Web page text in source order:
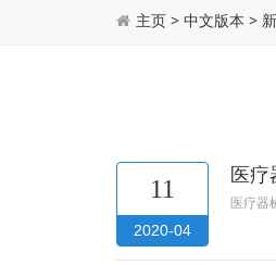
主页 > 中文版本 >
11
2020-04
医疗
医疗器